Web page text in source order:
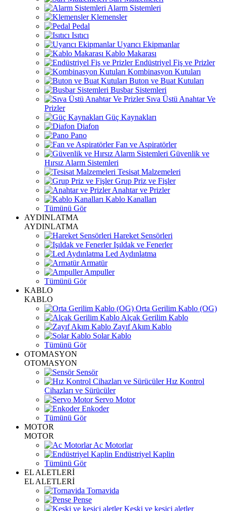
Alarm Sistemleri
Klemensler
Pedal
Isıtıcı
Uyarıcı Ekipmanlar
Kablo Makarası
Endüstriyel Fiş ve Prizler
Kombinasyon Kutuları
Buton ve Buat Kutuları
Busbar Sistemleri
Sıva Üstü Anahtar Ve
Prizler
Güç Kaynakları
Diafon
Pano
Fan ve Aspiratörler
Güvenlik ve
Hırsız Alarm Sistemleri
Tesisat Malzemeleri
Grup Priz ve Fişler
Anahtar ve Prizler
Kablo Kanalları
Tümünü Gör
AYDINLATMA
AYDINLATMA
Hareket Sensörleri
Işıldak ve Fenerler
Led Aydınlatma
Armatür
Ampuller
Tümünü Gör
KABLO
KABLO
Orta Gerilim Kablo (OG)
Alçak Gerilim Kablo
Zayıf Akım Kablo
Solar Kablo
Tümünü Gör
OTOMASYON
OTOMASYON
Sensör
Hız Kontrol
Cihazları ve Sürücüler
Servo Motor
Enkoder
Tümünü Gör
MOTOR
MOTOR
Ac Motorlar
Endüstriyel Kaplin
Tümünü Gör
EL ALETLERİ
EL ALETLERİ
Tornavida
Pense
Keski ve kesici aletler